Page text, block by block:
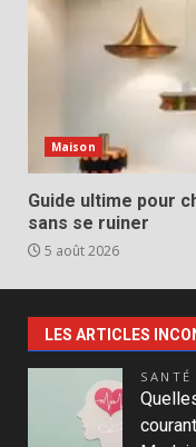
Maison
Guide ultime pour
sans se ruiner
5 août 2026
LES ARTICLES
SANTÉ